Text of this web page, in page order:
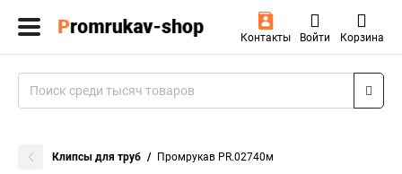
Контакты Войти Корзина
Клипсы для труб Промрукав PR.02740м